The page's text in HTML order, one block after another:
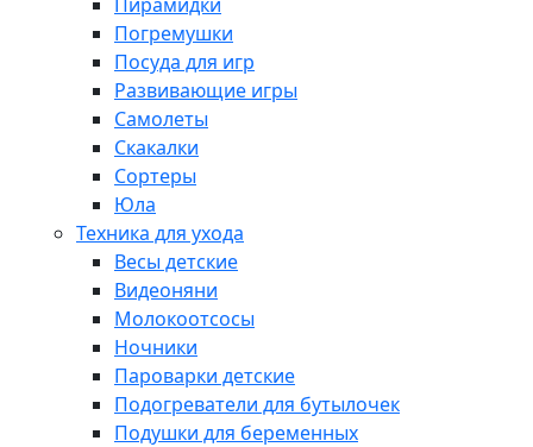
Погремушки
Посуда для игр
Развивающие игры
Самолеты
Скакалки
Сортеры
Юла
Техника для ухода
Весы детские
Видеоняни
Молокоотсосы
Ночники
Пароварки детские
Подогреватели для бутылочек
Подушки для беременных